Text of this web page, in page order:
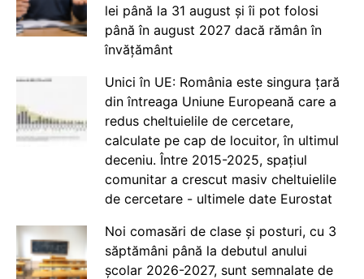
lei până la 31 august și îi pot folosi
până în august 2027 dacă rămân în
învățământ
Unici în UE: România este singura țară
din întreaga Uniune Europeană care a
redus cheltuielile de cercetare,
calculate pe cap de locuitor, în ultimul
deceniu. Între 2015-2025, spațiul
comunitar a crescut masiv cheltuielile
de cercetare - ultimele date Eurostat
Noi comasări de clase și posturi, cu 3
săptămâni până la debutul anului
școlar 2026-2027, sunt semnalate de